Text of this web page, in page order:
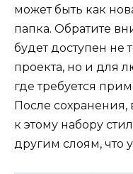
может быть как
папка. Обратите
будет доступен не
проекта, но и для
где требуется
После сохранения,
к этому набору
другим слоям, что